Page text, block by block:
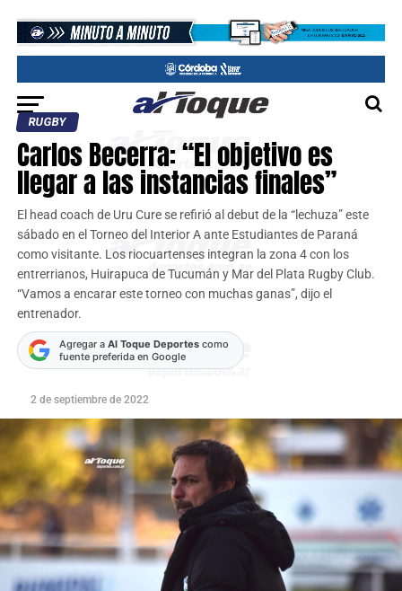
RUGBY
Carlos Becerra: “El objetivo es
llegar a las instancias finales”
El head coach de Uru Cure se refirió al debut de la “lechuza” este
sábado en el Torneo del Interior A ante Estudiantes de Paraná
como visitante. Los riocuartenses integran la zona 4 con los
entrerrianos, Huirapuca de Tucumán y Mar del Plata Rugby Club.
“Vamos a encarar este torneo con muchas ganas”, dijo el
entrenador.
Agregar a Al Toque Deportescomo
fuente preferida en Google
2 de septiembre de 2022